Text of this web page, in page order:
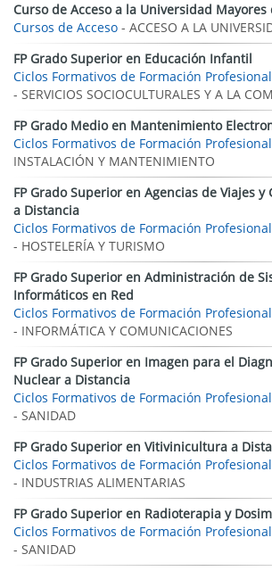
Curso de Acceso a la Universidad Mayores
Cursos de Acceso - ACCESO A LA
FP Grado Superior en Educación Infantil
Ciclos Formativos de Formación
- SERVICIOS SOCIOCULTURALES Y A LA
FP Grado Medio en Mantenimiento
Ciclos Formativos de Formación
INSTALACIÓN Y MANTENIMIENTO
FP Grado Superior en Agencias de Viajes y
a Distancia
Ciclos Formativos de Formación
- HOSTELERÍA Y TURISMO
FP Grado Superior en Administración de
Informáticos en Red
Ciclos Formativos de Formación
- INFORMÁTICA Y COMUNICACIONES
FP Grado Superior en Imagen para el
Nuclear a Distancia
Ciclos Formativos de Formación
- SANIDAD
FP Grado Superior en Vitivinicultura a
Ciclos Formativos de Formación
- INDUSTRIAS ALIMENTARIAS
FP Grado Superior en Radioterapia y
Ciclos Formativos de Formación
- SANIDAD